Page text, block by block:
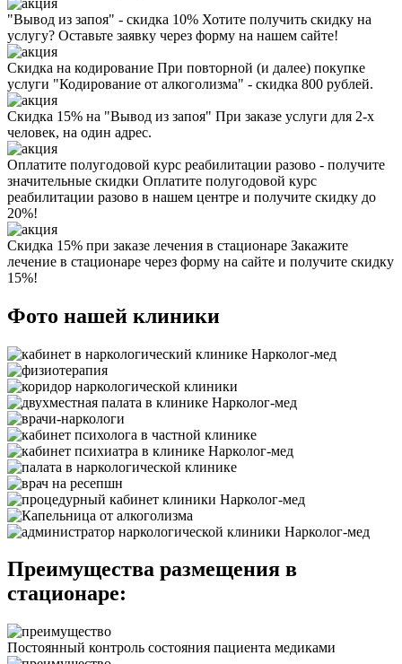
"Вывод из запоя" - скидка 10% Хотите получить скидку на
услугу? Оставьте заявку через форму на нашем сайте!
Скидка на кодирование При повторной (и далее) покупке
услуги "Кодирование от алкоголизма" - скидка 800 рублей.
Скидка 15% на "Вывод из запоя" При заказе услуги для 2-х
человек, на один адрес.
Оплатите полугодовой курс реабилитации разово - получите
значительные скидки Оплатите полугодовой курс
реабилитации разово в нашем центре и получите скидку до
20%!
Скидка 15% при заказе лечения в стационаре Закажите
лечение в стационаре через форму на сайте и получите скидку
15%!
Фото нашей клиники
Преимущества размещения в
стационаре:
Постоянный контроль состояния пациента медиками